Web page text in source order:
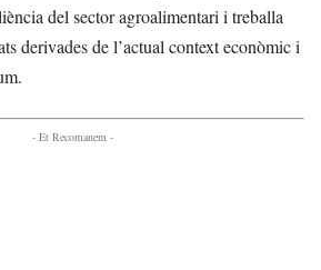
del sector agroalimentari i treballa
derivades de l’actual context econòmic i
- Et Recomanem -